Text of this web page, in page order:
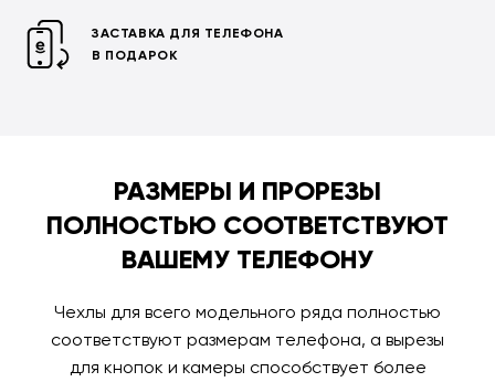
ЗАСТАВКА ДЛЯ ТЕЛЕФОНА
В ПОДАРОК
РАЗМЕРЫ И ПРОРЕЗЫ
ПОЛНОСТЬЮ СООТВЕТСТВУЮТ
ВАШЕМУ ТЕЛЕФОНУ
Чехлы для всего модельного ряда полностью
соответствуют размерам телефона, а вырезы
для кнопок и камеры способствует более